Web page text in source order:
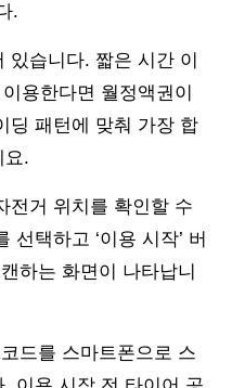
.
있습니다. 짧은 시간 이
용한다면 월정액권이
딩 패턴에 맞춰 가장 합
요.
전거 위치를 확인할 수
선택하고 ‘이용 시작’ 버
하는 화면이 나타납니
드를 스마트폰으로 스